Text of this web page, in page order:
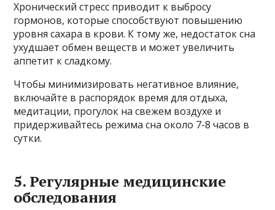
Хронический стресс приводит к выбросу
гормонов, которые способствуют повышению
уровня сахара в крови. К тому же, недостаток сна
ухудшает обмен веществ и может увеличить
аппетит к сладкому.
Чтобы минимизировать негативное влияние,
включайте в распорядок время для отдыха,
медитации, прогулок на свежем воздухе и
придерживайтесь режима сна около 7-8 часов в
сутки.
5. Регулярные медицинские
обследования